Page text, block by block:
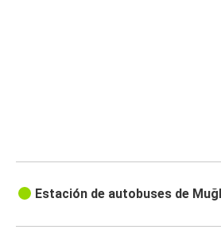
Estación de autobuses de